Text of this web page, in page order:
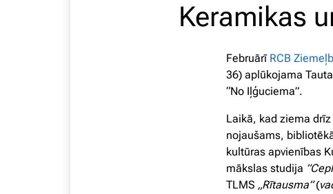
Keramikas
Februārī RCB
36) aplūkojama
“No Iļģuciema”.
Laikā, kad ziema
nojaušams,
kultūras apvienības
mākslas studija
TLMS „Rītausma”(